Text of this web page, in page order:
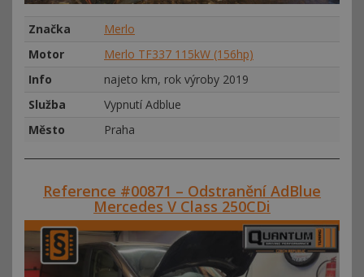
Značka
Merlo
Motor
Merlo TF337 115kW (156hp)
Info
najeto km, rok výroby 2019
Služba
Vypnutí Adblue
Město
Praha
Reference #00871 – Odstranění AdBlue
Mercedes V Class 250CDi